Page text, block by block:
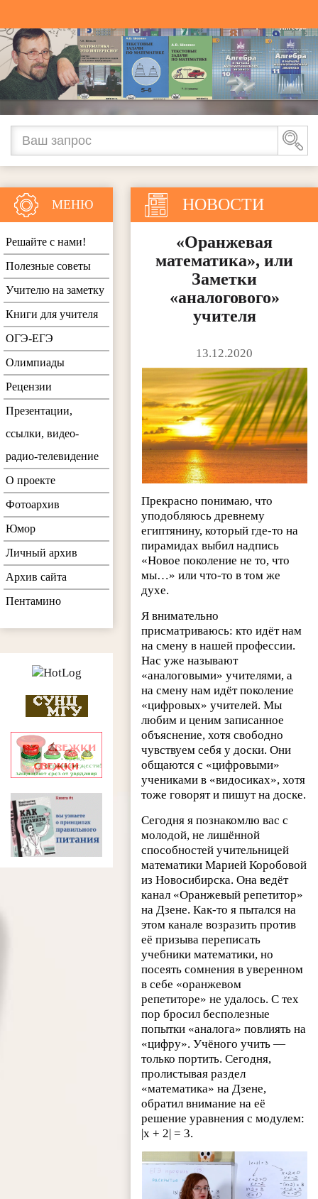
НОВОСТИ
«Оранжевая
математика», или
Заметки
«аналогового»
учителя
13.12.2020
Прекрасно понимаю, что
уподобляюсь древнему
египтянину, который где-то на
пирамидах выбил надпись
«Новое поколение не то, что
мы…» или что-то в том же
духе.
Я внимательно
присматриваюсь: кто идёт нам
на смену в нашей профессии.
Нас уже называют
«аналоговыми» учителями, а
на смену нам идёт поколение
«цифровых» учителей. Мы
любим и ценим записанное
объяснение, хотя свободно
чувствуем себя у доски. Они
общаются с «цифровыми»
учениками в «видосиках», хотя
тоже говорят и пишут на доске.
Сегодня я познакомлю вас с
молодой, не лишённой
способностей учительницей
математики Марией Коробовой
из Новосибирска. Она ведёт
канал «Оранжевый репетитор»
на Дзене. Как-то я пытался на
этом канале возразить против
её призыва переписать
учебники математики, но
посеять сомнения в уверенном
в себе «оранжевом
репетиторе» не удалось. С тех
пор бросил бесполезные
попытки «аналога» повлиять на
«цифру». Учёного учить —
только портить. Сегодня,
пролистывая раздел
«математика» на Дзене,
обратил внимание на её
решение уравнения с модулем:
|x + 2| = 3.
МЕНЮ
Решайте с нами!
Полезные советы
Учителю на заметку
Книги для учителя
ОГЭ-ЕГЭ
Олимпиады
Рецензии
Презентации,
ссылки, видео-
радио-телевидение
О проекте
Фотоархив
Юмор
Личный архив
Архив сайта
Пентамино